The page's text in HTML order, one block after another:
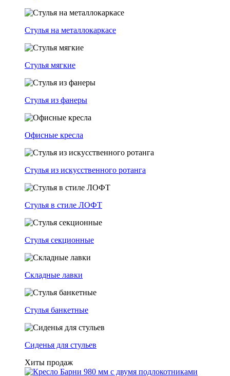
Стулья на металлокаркасе
Стулья мягкие
Стулья из фанеры
Офисные кресла
Стулья из искусственного ротанга
Стулья в стиле ЛОФТ
Стулья секционные
Складные лавки
Стулья банкетные
Сиденья для стульев
Хиты продаж